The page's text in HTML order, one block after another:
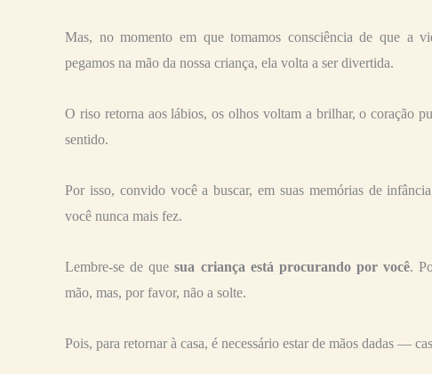
Mas, no momento em que tomamos consciência de que a
pegamos na mão da nossa criança, ela volta a ser divertida.
O riso retorna aos lábios, os olhos voltam a brilhar, o coração
sentido.
Por isso, convido você a buscar, em suas memórias de
você nunca mais fez.
Lembre-se de quesua criança está procurando por você.
mão, mas, por favor, não a solte.
Pois, para retornar à casa, é necessário estar de mãos dadas —